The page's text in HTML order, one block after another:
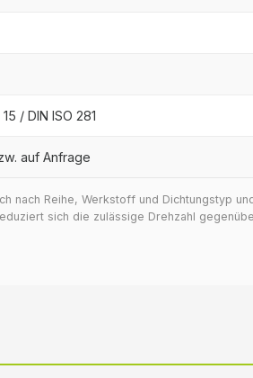
/ DIN ISO 281
auf Anfrage
nach Reihe, Werkstoff und Dichtungstyp
sich die zulässige Drehzahl